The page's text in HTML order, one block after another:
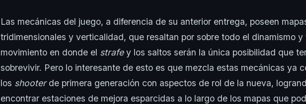
Las mecánicas del juego, a diferencia de su anterior entrega, poseen
tridimensionales y verticalidad, que resaltan por sobre todo el dinamismo
movimiento en donde el strafey los saltos serán la única posibilidad que
sobrevivir. Pero lo interesante de esto es que mezcla estas mecánicas ya
los shooterde primera generación con aspectos de rol de la nueva,
encontrar estaciones de mejora esparcidas a lo largo de los mapas que